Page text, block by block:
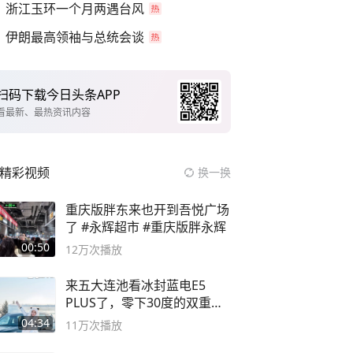
浙江玉环一个月两遇台风
伊朗最高领袖与总统会谈
码下载今日头条APP
最新、最热资讯内容
精彩视频 换一换
00:50
重庆版胖东来也开到吾悦广场
了 #永辉超市 #重庆版胖永辉
12万次播放
04:34
来五大连池看冰封蓝电E5
PLUS了，零下30度的双重冰
封40小时全录
11万次播放